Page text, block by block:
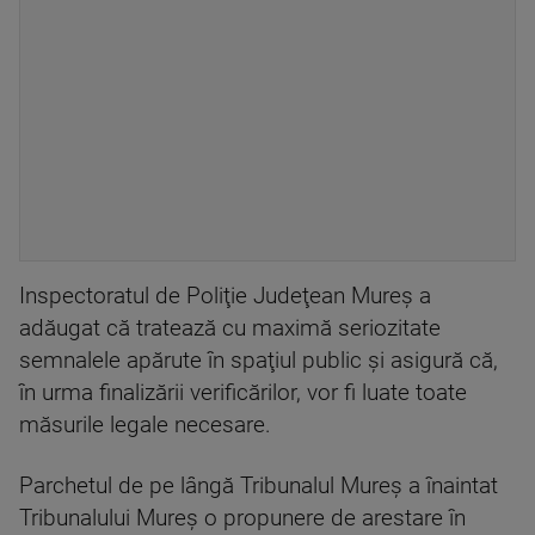
Inspectoratul de Poliţie Judeţean Mureş a
adăugat că tratează cu maximă seriozitate
semnalele apărute în spaţiul public şi asigură că,
în urma finalizării verificărilor, vor fi luate toate
măsurile legale necesare.
Parchetul de pe lângă Tribunalul Mureş a înaintat
Tribunalului Mureş o propunere de arestare în